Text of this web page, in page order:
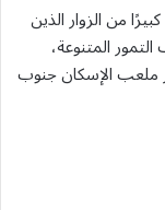
من الزوار الذين
المتنوعة،
ملعب الإسكان جنوب